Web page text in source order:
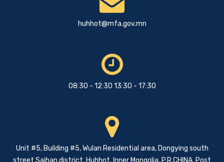
huhhot@mfa.gov.mn
08:30 - 12:30 13:30 - 17:30
Unit #5, Building #5, Wulan Residential area, Dongying south